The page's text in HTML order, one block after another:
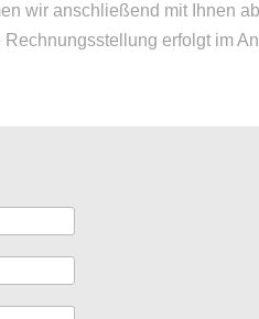
wir anschließend mit Ihnen
erfolgt im